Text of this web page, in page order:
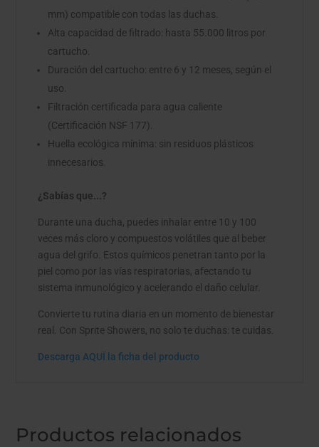
mm) compatible con todas las duchas.
Alta capacidad de filtrado: hasta 55.000 litros por
cartucho.
Duración del cartucho: entre 6 y 12 meses, según el
uso.
Filtración certificada para agua caliente
(Certificación NSF 177).
Huella ecológica mínima: sin residuos plásticos
innecesarios.
¿Sabías que...?
Durante una ducha, puedes inhalar entre 10 y 100
veces más cloro y compuestos volátiles que al beber
agua del grifo. Estos químicos penetran tanto por la
piel como por las vías respiratorias, afectando tu
sistema inmunológico y acelerando el daño celular.
Convierte tu rutina diaria en un momento de bienestar
real. Con Sprite Showers, no solo te duchas: te cuidas.
Descarga AQUÏ la ficha del producto
Productos relacionados